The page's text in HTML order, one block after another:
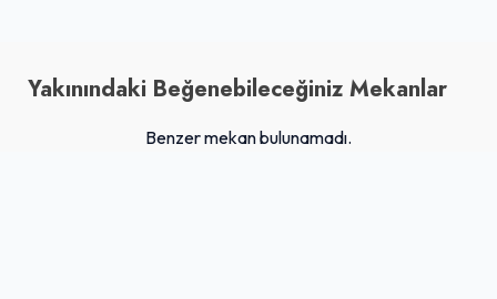
Yakınındaki Beğenebileceğiniz Mekanlar
Benzer mekan bulunamadı.